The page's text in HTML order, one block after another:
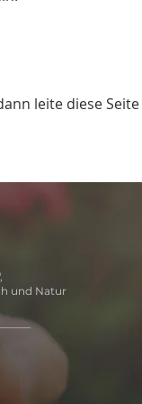
leite diese Seite
und Natur